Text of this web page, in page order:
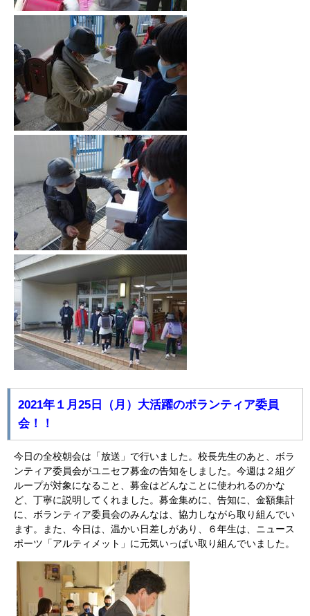
2021年１月25日（月）大活躍のボランティア委員
会！！
今日の全校朝会は「放送」で行いました。校長先生のあと、ボラ
ンティア委員会がユニセフ募金の告知をしました。今週は２組グ
ループが対象になること、募金はどんなことに使われるのかな
ど、丁寧に説明してくれました。募金集めに、告知に、金額集計
に、ボランティア委員会のみんなは、協力しながら取り組んでい
ます。また、今日は、温かい日差しがあり、６年生は、ニュース
ポーツ「アルティメット」に元気いっぱい取り組んでいました。